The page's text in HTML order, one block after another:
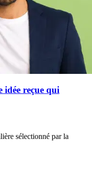
idée reçue qui
sélectionné par la